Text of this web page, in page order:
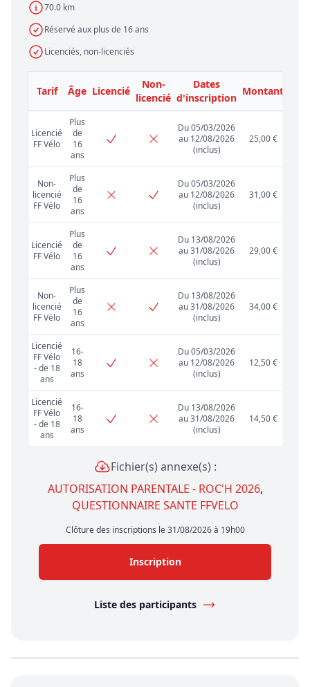
70.0 km
Réservé aux plus de 16 ans
Licenciés, non-licenciés
Tarif Âge Licencié
Non-
licencié
Dates
d'inscription
Montant
Licencié
FF Vélo
Plus
de
16
ans
Du 05/03/2026
au 12/08/2026
(inclus)
25,00 €
Non-
licencié
FF Vélo
Plus
de
16
ans
Du 05/03/2026
au 12/08/2026
(inclus)
31,00 €
Licencié
FF Vélo
Plus
de
16
ans
Du 13/08/2026
au 31/08/2026
(inclus)
29,00 €
Non-
licencié
FF Vélo
Plus
de
16
ans
Du 13/08/2026
au 31/08/2026
(inclus)
34,00 €
Licencié
FF Vélo
- de 18
ans
16-
18
ans
Du 05/03/2026
au 12/08/2026
(inclus)
12,50 €
Licencié
FF Vélo
- de 18
ans
16-
18
ans
Du 13/08/2026
au 31/08/2026
(inclus)
14,50 €
Fichier(s) annexe(s) :
AUTORISATION PARENTALE - ROC'H 2026,
QUESTIONNAIRE SANTE FFVELO
Clôture des inscriptions le 31/08/2026 à 19h00
Inscription
Liste des participants